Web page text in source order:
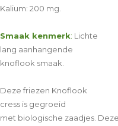
Kalium: 200 mg.
Smaak kenmerk: Lichte
lang aanhangende
knoflook smaak.
Deze friezen Knoflook
cress is gegroeid
met biologische zaadjes.